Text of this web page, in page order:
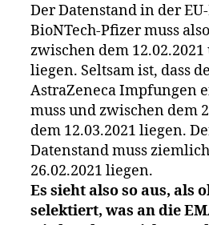
Der Datenstand in der
BioNTech-Pfizer muss
zwischen dem 12.02.2021
liegen. Seltsam ist, dass
AstraZeneca Impfungen
muss und zwischen dem
dem 12.03.2021 liegen.
Datenstand muss
26.02.2021 liegen.
Es sieht also so aus, als
selektiert, was an die